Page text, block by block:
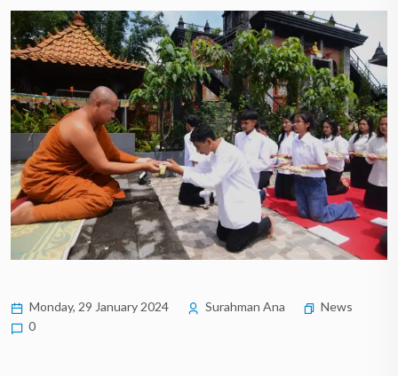
Monday, 29 January 2024 Surahman Ana
News
0